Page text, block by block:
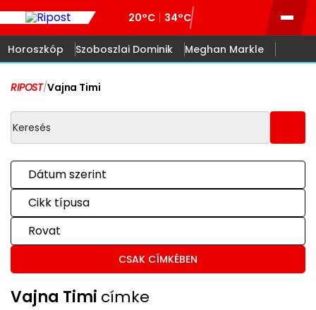
20°C 34°C
Horoszkóp Szoboszlai Dominik Meghan Markle
RIPOST/Vajna Timi
Dátum szerint
Cikk típusa
Rovat
CSAK CÍMKÉBEN
Vajna Timi címke